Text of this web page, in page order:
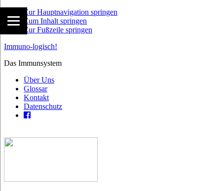
Zur Hauptnavigation springen
Zum Inhalt springen
Zur Fußzeile springen
Immuno-logisch!
Das Immunsystem
Über Uns
Glossar
Kontakt
Datenschutz